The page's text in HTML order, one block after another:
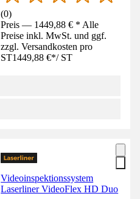
(0)
Preis — 1449,88 € * Alle
Preise inkl. MwSt. und ggf.
zzgl. Versandkosten pro
ST1449,88 €*/ ST
Videoinspektionssystem
Laserliner VideoFlex HD Duo